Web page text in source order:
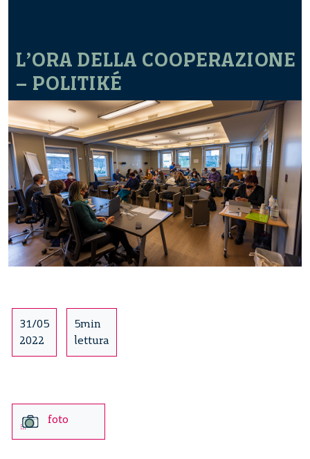
L’ORA DELLA COOPERAZIONE
– POLITIKÉ
31/05
2022
5min
lettura
foto